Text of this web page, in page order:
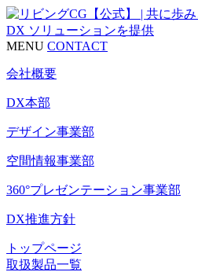
MENU CONTACT
会社概要
DX本部
デザイン事業部
空間情報事業部
360°プレゼンテーション事業部
DX推進方針
トップページ
取扱製品一覧